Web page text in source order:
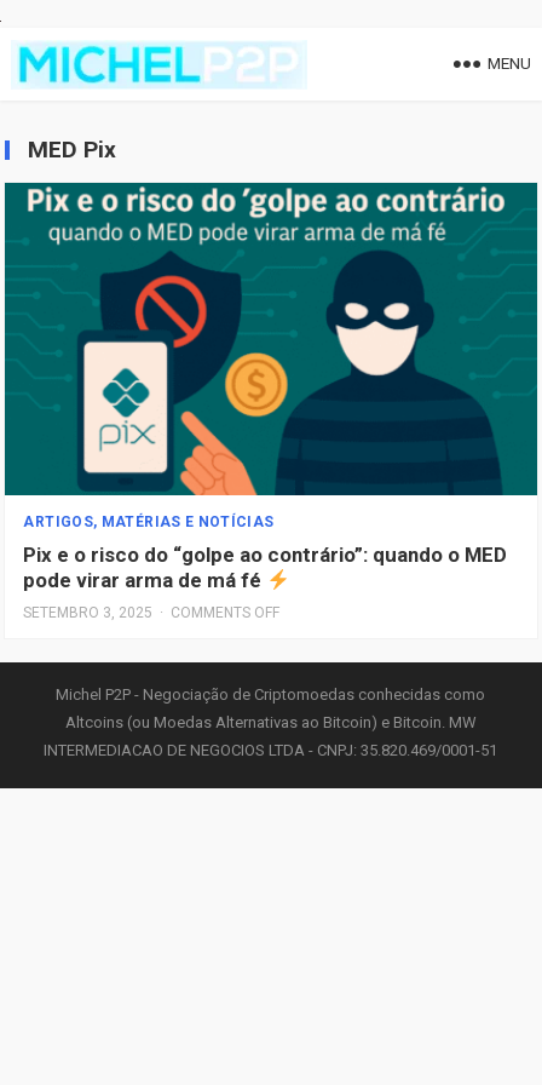
MENU
MED Pix
ARTIGOS, MATÉRIAS E NOTÍCIAS
Pix e o risco do “golpe ao contrário”: quando o MED
pode virar arma de má fé
SETEMBRO 3, 2025 · COMMENTS OFF
Michel P2P - Negociação de Criptomoedas conhecidas como
Altcoins (ou Moedas Alternativas ao Bitcoin) e Bitcoin. MW
INTERMEDIACAO DE NEGOCIOS LTDA - CNPJ: 35.820.469/0001-51